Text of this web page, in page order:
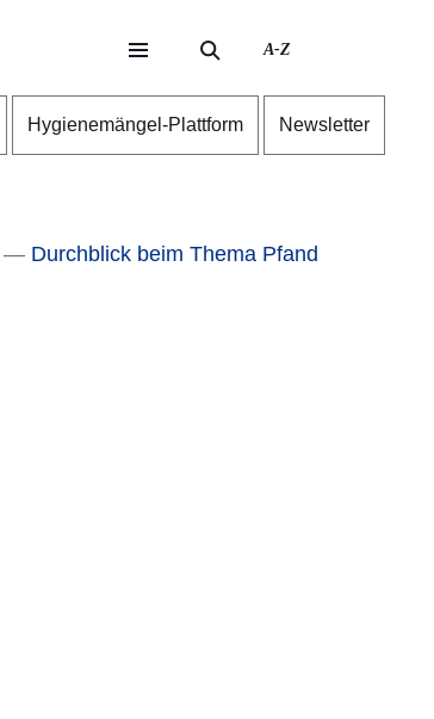
A-Z
Hygienemängel-Plattform Newsletter
Durchblick beim Thema Pfand